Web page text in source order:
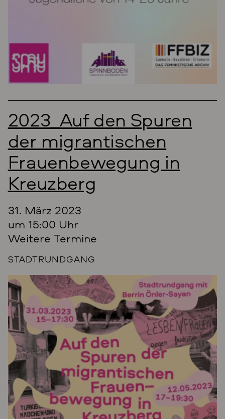
2023_Auf den Spuren
der migrantischen
Frauenbewegung in
Kreuzberg
31. März 2023
um 15:00 Uhr
Weitere Termine
STADTRUNDGANG